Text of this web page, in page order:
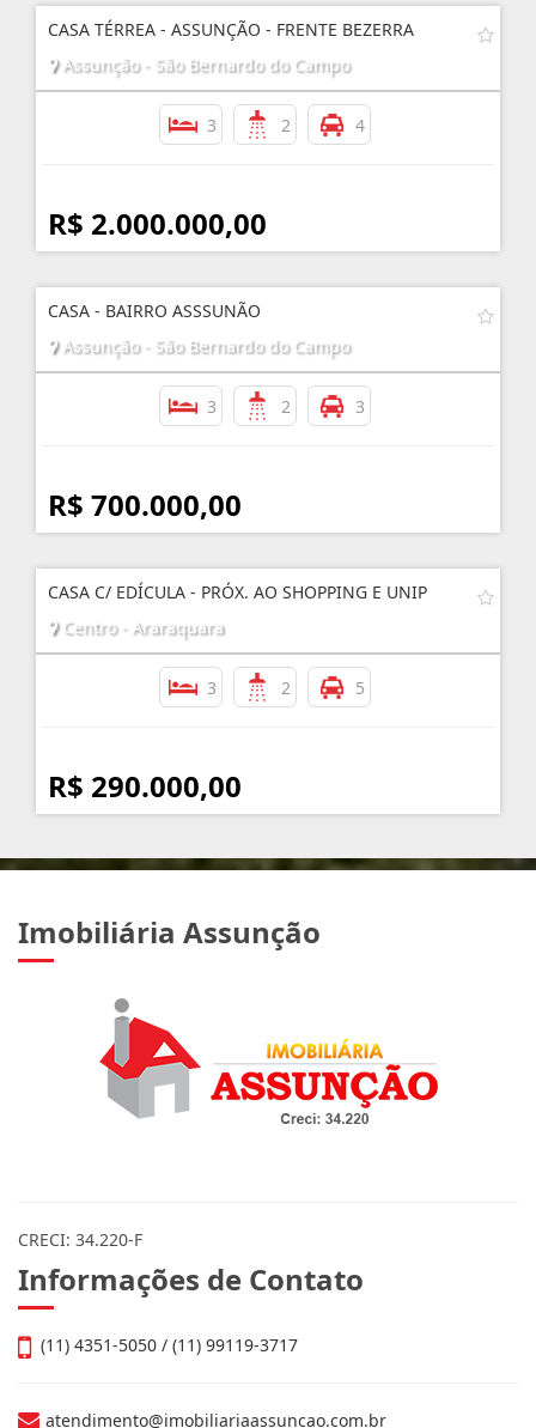
CASA TÉRREA - ASSUNÇÃO - FRENTE BEZERRA
Assunção - São Bernardo do Campo
3 2 4
R$ 2.000.000,00
CASA - BAIRRO ASSSUNÃO
Assunção - São Bernardo do Campo
3 2 3
R$ 700.000,00
CASA C/ EDÍCULA - PRÓX. AO SHOPPING E UNIP
Centro - Araraquara
3 2 5
R$ 290.000,00
Imobiliária Assunção
CRECI: 34.220-F
Informações de Contato
(11) 4351-5050 / (11) 99119-3717
atendimento@imobiliariaassuncao.com.br